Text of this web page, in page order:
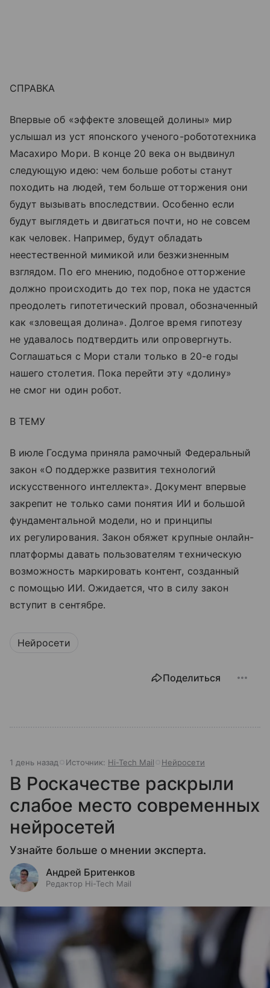
СПРАВКА
Впервые об «эффекте зловещей долины» мир
услышал из уст японского ученого-робототехника
Масахиро Мори. В конце 20 века он выдвинул
следующую идею: чем больше роботы станут
походить на людей, тем больше отторжения они
будут вызывать впоследствии. Особенно если
будут выглядеть и двигаться почти, но не совсем
как человек. Например, будут обладать
неестественной мимикой или безжизненным
взглядом. По его мнению, подобное отторжение
должно происходить до тех пор, пока не удастся
преодолеть гипотетический провал, обозначенный
как «зловещая долина». Долгое время гипотезу
не удавалось подтвердить или опровергнуть.
Соглашаться с Мори стали только в 20-е годы
нашего столетия. Пока перейти эту «долину»
не смог ни один робот.
В ТЕМУ
В июле Госдума приняла рамочный Федеральный
закон «О поддержке развития технологий
искусственного интеллекта». Документ впервые
закрепит не только сами понятия ИИ и большой
фундаментальной модели, но и принципы
их регулирования. Закон обяжет крупные онлайн-
платформы давать пользователям техническую
возможность маркировать контент, созданный
с помощью ИИ. Ожидается, что в силу закон
вступит в сентябре.
Нейросети
Поделиться
1 день назад Источник: Hi-Tech Mail Нейросети
В Роскачестве раскрыли
слабое место современных
нейросетей
Узнайте больше о мнении эксперта.
Андрей Бритенков
Редактор Hi-Tech Mail